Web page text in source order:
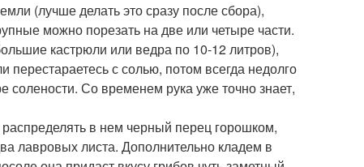
(лучше делать это сразу после сбора),
можно порезать на две или четыре части.
кастрюли или ведра по 10-12 литров),
с солью, потом всегда недолго
солености. Со временем рука уже точно знает,
в нем черный перец горошком,
лавровых листа. Дополнительно кладем в